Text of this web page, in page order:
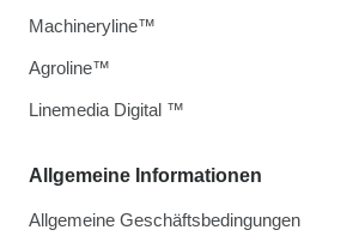
Allgemeine Informationen
Allgemeine Geschäftsbedingungen
Machineryline™
Agroline™
Linemedia Digital ™